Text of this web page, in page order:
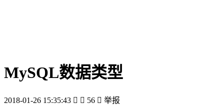
MySQL数据类型
2018-01-26 15:35:43   56  举报